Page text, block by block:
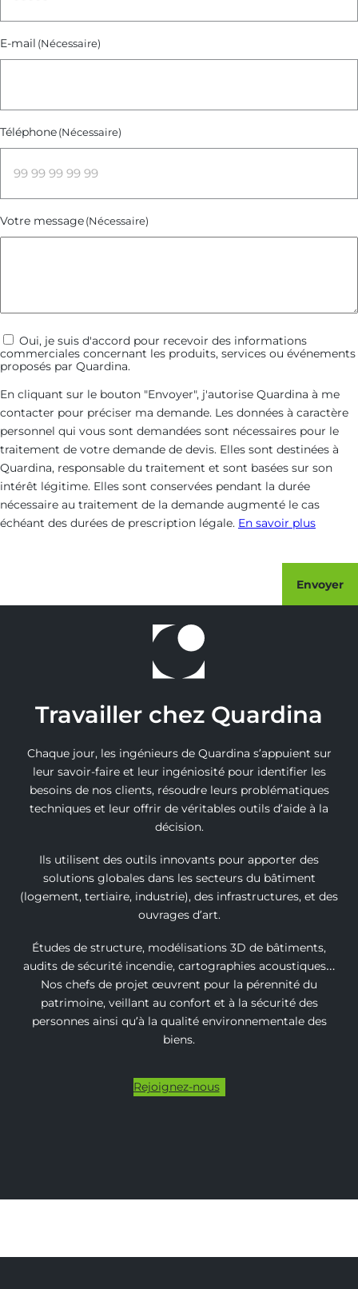
E-mail (Nécessaire)
Téléphone(Nécessaire)
Votre message(Nécessaire)
Communications
commerciales
Oui, je suis d'accord pour recevoir des informations
commerciales concernant les produits, services ou événements
proposés par Quardina.
En cliquant sur le bouton "Envoyer", j'autorise Quardina à me
contacter pour préciser ma demande. Les données à caractère
personnel qui vous sont demandées sont nécessaires pour le
traitement de votre demande de devis. Elles sont destinées à
Quardina, responsable du traitement et sont basées sur son
intérêt légitime. Elles sont conservées pendant la durée
nécessaire au traitement de la demande augmenté le cas
échéant des durées de prescription légale. En savoir plus
Envoyer
Travailler chez Quardina
Chaque jour, les ingénieurs de Quardina s’appuient sur
leur savoir-faire et leur ingéniosité pour identifier les
besoins de nos clients, résoudre leurs problématiques
techniques et leur offrir de véritables outils d’aide à la
décision.
Ils utilisent des outils innovants pour apporter des
solutions globales dans les secteurs du bâtiment
(logement, tertiaire, industrie), des infrastructures, et des
ouvrages d’art.
Études de structure, modélisations 3D de bâtiments,
audits de sécurité incendie, cartographies acoustiques…
Nos chefs de projet œuvrent pour la pérennité du
patrimoine, veillant au confort et à la sécurité des
personnes ainsi qu’à la qualité environnementale des
biens.
Rejoignez-nous